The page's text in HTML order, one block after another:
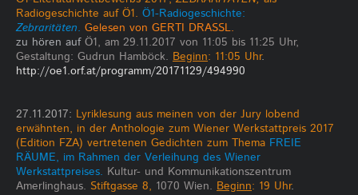
Radiogeschichte auf Ö1. Ö1-Radiogeschichte:
Zebraritäten. Gelesen von GERTI DRASSL.
zu hören auf Ö1, am 29.11.2017 von 11:05 bis 11:25 Uhr,
Gestaltung: Gudrun Hamböck. Beginn: 11:05 Uhr.
http://oe1.orf.at/programm/20171129/494990
27.11.2017: Lyriklesung aus meinen von der Jury lobend
erwähnten, in der Anthologie zum Wiener Werkstattpreis 2017
(Edition FZA) vertretenen Gedichten zum Thema FREIE
RÄUME, im Rahmen der Verleihung des Wiener
Werkstattpreises. Kultur- und Kommunikationszentrum
Amerlinghaus. Stiftgasse 8, 1070 Wien. Beginn: 19 Uhr.